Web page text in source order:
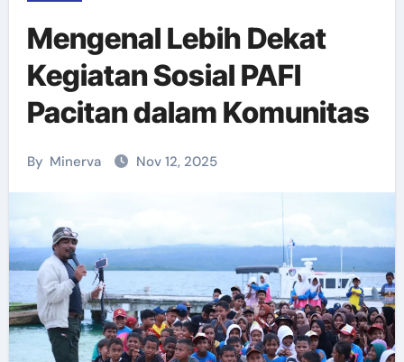
Mengenal Lebih Dekat
Kegiatan Sosial PAFI
Pacitan dalam Komunitas
By Minerva Nov 12, 2025